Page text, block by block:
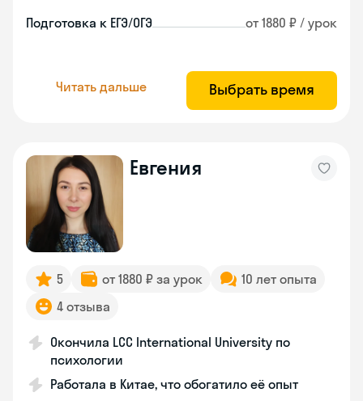
Подготовка к ЕГЭ/ОГЭ от 1880 ₽ / урок
Читать дальше Выбрать время
Евгения
5 от 1880 ₽ за урок
10 лет опыта
4 отзыва
Окончила LCC International University по
психологии
Работала в Китае, что обогатило её опыт